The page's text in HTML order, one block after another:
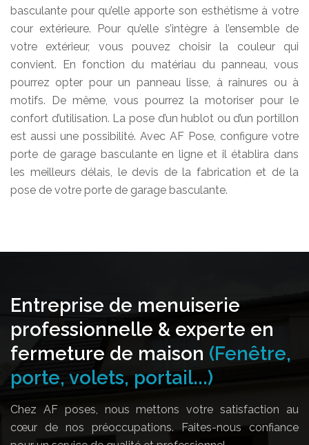
basculante pour qu’elle apporte son esthétisme à votre
cour extérieure. Pour qu’elle s’intègre à l’ensemble de
votre extérieur, vous pouvez choisir la couleur qui
convient. En fonction du matériau du panneau, vous
pourrez opter pour un panneau lisse, à rainures ou à
motifs. De même, vous pourrez la motoriser pour le
confort d’utilisation. La pose d’un hublot ou d’un portillon
est aussi une possibilité. Avec AF Pose, configure votre
porte de garage basculante en ligne et il établira dans
les meilleurs délais, le devis de la fabrication et de la
pose de votre porte de garage basculante.
Entreprise de menuiserie
professionnelle & experte en
fermeture de maison (Fenêtre,
porte, volets, portail...)
Chez AF poses, nous mettons votre satisfaction au
cœur de nos préoccupations. Faites-nous confiance